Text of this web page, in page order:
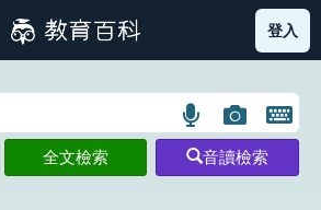
畫索引圖示 部首索引表圖示
登入
語
言
搜
圖
片
搜
開
鍵
全文檢索 音讀檢索